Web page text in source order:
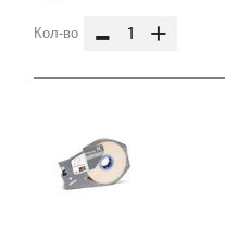
Кол-во - +